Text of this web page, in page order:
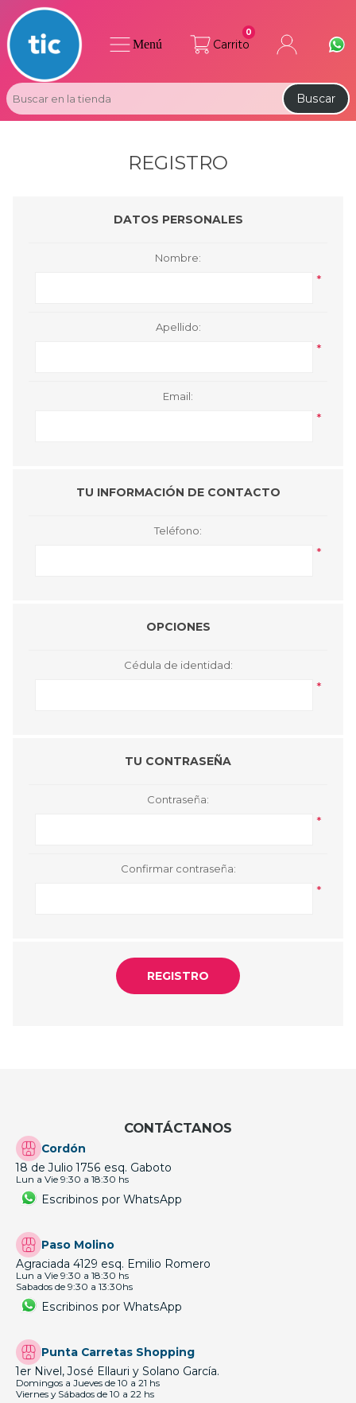
Carrito
0
Buscar
Menú
REGISTRO
DATOS PERSONALES
Nombre:
*
Apellido:
*
Email:
*
TU INFORMACIÓN DE CONTACTO
Teléfono:
*
OPCIONES
Cédula de identidad:
*
TU CONTRASEÑA
Contraseña:
*
Confirmar contraseña:
*
CONTÁCTANOS
Cordón
18 de Julio 1756 esq. Gaboto
Lun a Vie 9:30 a 18:30 hs
Escribinos por WhatsApp
Paso Molino
Agraciada 4129 esq. Emilio Romero
Lun a Vie 9:30 a 18:30 hs
Sabados de 9:30 a 13:30hs
Escribinos por WhatsApp
Punta Carretas Shopping
1er Nivel, José Ellauri y Solano García.
Domingos a Jueves de 10 a 21 hs
Viernes y Sábados de 10 a 22 hs